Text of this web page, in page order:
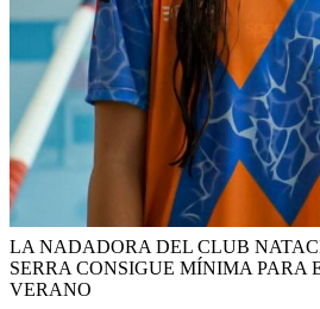
LA NADADORA DEL CLUB
SERRA CONSIGUE MÍNIMA PARA
VERANO